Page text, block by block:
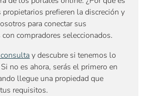
propietarios prefieren la discreción y
para conectar sus
compradores seleccionados.
y descubre si tenemos lo
no es ahora, serás el primero en
llegue una propiedad que
requisitos.